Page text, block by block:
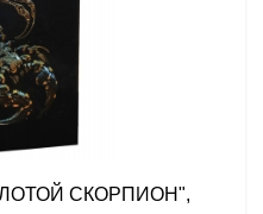
СКОРПИОН",